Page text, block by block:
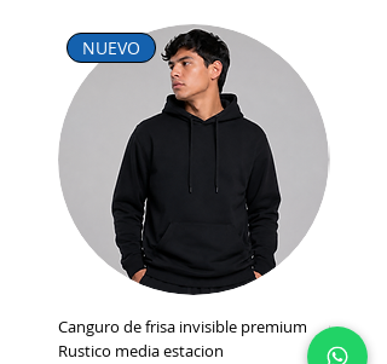
NUEVO
Canguro de frisa invisible premium
Rustico media estacion